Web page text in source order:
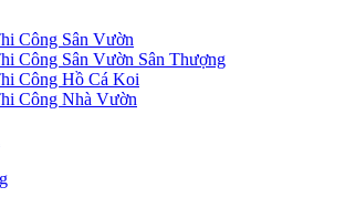
Công Sân Vườn
Công Sân Vườn Sân Thượng
Công Hồ Cá Koi
Công Nhà Vườn